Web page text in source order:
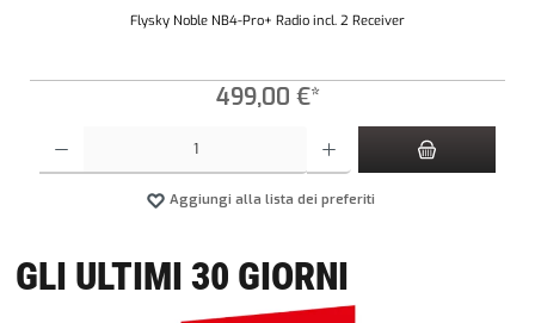
Flysky Noble NB4-Pro+ Radio incl. 2 Receiver
499,00 €*
Aggiungi alla lista dei preferiti
GLI ULTIMI 30 GIORNI